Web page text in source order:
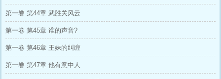
第一卷 第44章 武胜关风云
第一卷 第45章 谁的声音?
第一卷 第46章 王姝的纠缠
第一卷 第47章 他有意中人